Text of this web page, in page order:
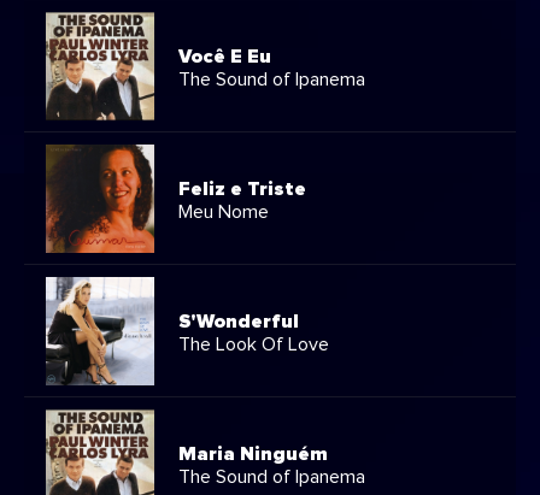
Você E Eu
The Sound of Ipanema
Feliz e Triste
Meu Nome
S'Wonderful
The Look Of Love
Maria Ninguém
The Sound of Ipanema